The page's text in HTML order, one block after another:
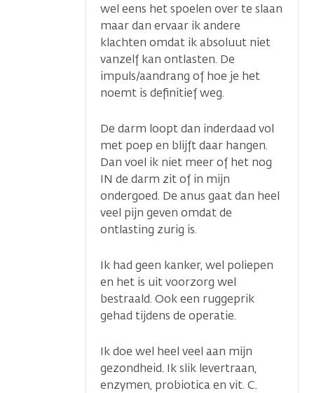
wel eens het spoelen over te slaan
maar dan ervaar ik andere
klachten omdat ik absoluut niet
vanzelf kan ontlasten. De
impuls/aandrang of hoe je het
noemt is definitief weg.
De darm loopt dan inderdaad vol
met poep en blijft daar hangen.
Dan voel ik niet meer of het nog
IN de darm zit of in mijn
ondergoed. De anus gaat dan heel
veel pijn geven omdat de
ontlasting zurig is.
Ik had geen kanker, wel poliepen
en het is uit voorzorg wel
bestraald. Ook een ruggeprik
gehad tijdens de operatie.
Ik doe wel heel veel aan mijn
gezondheid. Ik slik levertraan,
enzymen, probiotica en vit. C.